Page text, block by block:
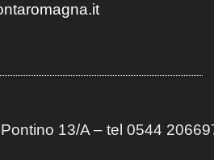
13/A– tel 0544